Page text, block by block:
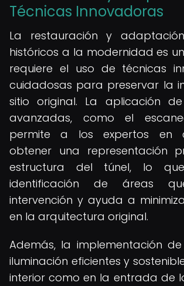
Técnicas Innovadoras
La restauración y
históricos a la modernidad es
requiere el uso de técnicas
cuidadosas para preservar la
sitio original. La aplicación
avanzadas, como el
permite a los expertos en
obtener una representación
estructura del túnel, lo
identificación de áreas
intervención y ayuda a
en la arquitectura original.
Además, la implementación
iluminación eficientes y
interior como en la entrada de